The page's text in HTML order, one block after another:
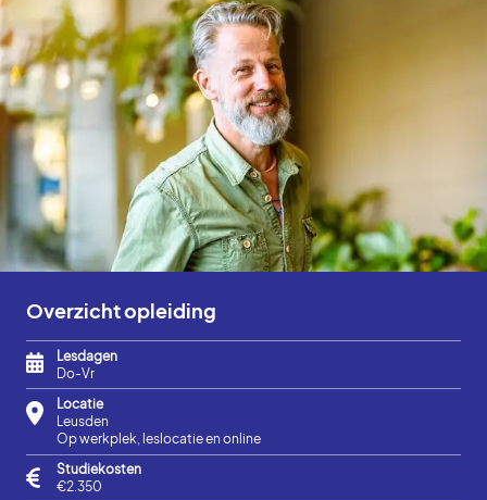
Overzicht opleiding
Lesdagen
Do-Vr
Locatie
Op werkplek, leslocatie en online
Leusden
Studiekosten
€2.350